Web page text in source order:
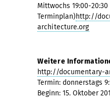
Mittwochs 19:00-
Terminplan)http://
architecture.org
Weitere
http://documentary-
Termin: donnerstags
Beginn: 15. Oktober